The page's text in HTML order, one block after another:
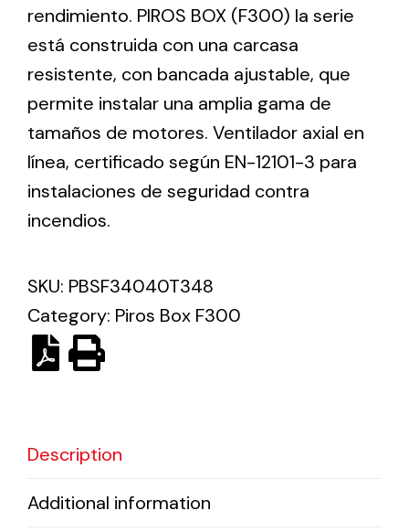
different uses
Iluminación Solar
Variedad de soluciones solares para todo tipo
de necesidades.
Solar lighting
Variety of solar solutions for all kinds of needs.
rendimiento. PIROS BOX (F300) la serie
está construida con una carcasa
resistente, con bancada ajustable, que
permite instalar una amplia gama de
tamaños de motores. Ventilador axial en
línea, certificado según EN-12101-3 para
instalaciones de seguridad contra
incendios.
SKU: PBSF34040T348
Category: Piros Box F300
Description
Additional information